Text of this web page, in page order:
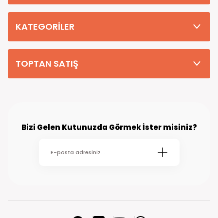
teslim edilmektedir. (kırsal köy kasaba gibi yerlere bu süre 7 güne
KATEGORİLER
TOPTAN SATIŞ
Bizi Gelen Kutunuzda Görmek İster misiniz?